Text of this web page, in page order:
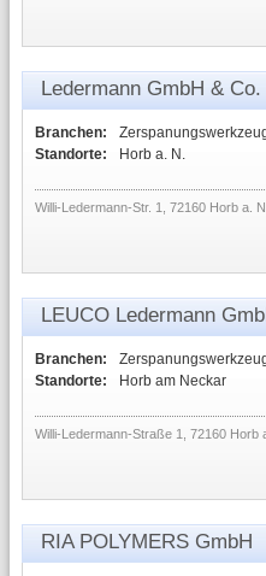
Ledermann GmbH & Co.
Branchen:
Standorte:
Horb a. N.
Willi-Ledermann-Str. 1, 72160 Horb a. N.
LEUCO Ledermann
Branchen:
Standorte:
Horb am Neckar
Willi-Ledermann-Straße 1, 72160 Horb
RIA POLYMERS GmbH